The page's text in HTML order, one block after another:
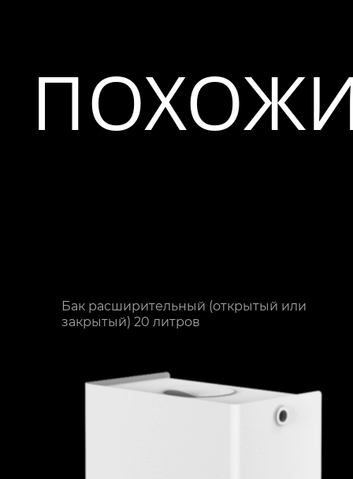
Бак расширительный (открытый или
закрытый) 20 литров